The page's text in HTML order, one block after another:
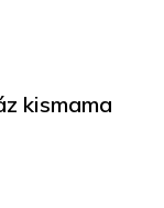
kismama